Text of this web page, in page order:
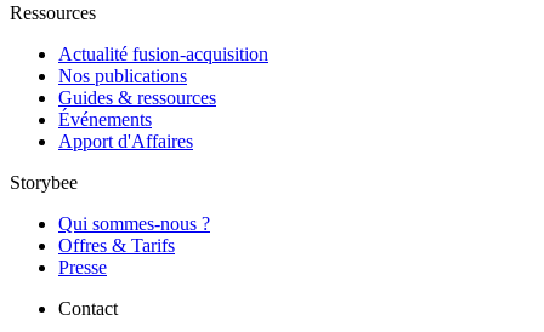
Ressources
Actualité fusion-acquisition
Nos publications
Guides & ressources
Événements
Apport d'Affaires
Storybee
Qui sommes-nous ?
Offres & Tarifs
Presse
Contact